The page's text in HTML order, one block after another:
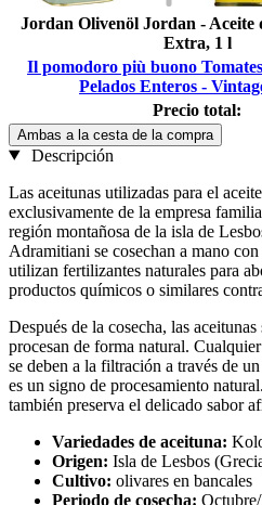
Jordan Olivenöl Jordan - Aceite
Extra, 1 l
Il pomodoro più buono
Pelados Enteros -
Precio total:
Ambas a la cesta de la compra
Descripción
Las aceitunas utilizadas para el
exclusivamente de la empresa
región montañosa de la isla de
Adramitiani se cosechan a mano
utilizan fertilizantes naturales para
productos químicos o similares
Después de la cosecha, las
procesan de forma natural.
se deben a la filtración a través de
es un signo de procesamiento
también preserva el delicado sabor
Variedades de aceituna:
Origen: Isla de Lesbos
Cultivo: olivares en bancales
Periodo de cosecha: